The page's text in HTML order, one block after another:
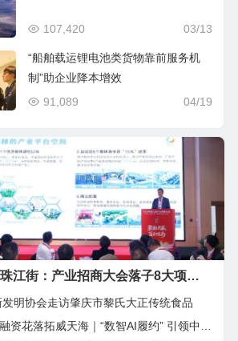
03/13
107,420
“船舶载运锂电池类货物靠前服务机
制”助企业降本增效
04/19
91,089
广州南沙区珠江街：产业招商大会落子8大项目，邀湾区客商抢占“南沙站”红利
明协会走访肇庆市黎氏大正传统食品
落拓威天海｜“数智AI履约” 引领中大件出海新基建